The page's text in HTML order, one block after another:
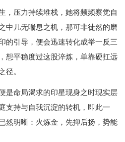
，压力持续堆栈，她将频频察觉自
中几无喘息之机，那可非徒然的磨
的引导，便会迅速转化成举一反三
想平稳度过这股淬炼，单靠硬扛远
径。
是命局渴求的印星现身之时现实层
支持与自我沉淀的转机，即此一
然明晰：火炼金，先抑后扬，势能